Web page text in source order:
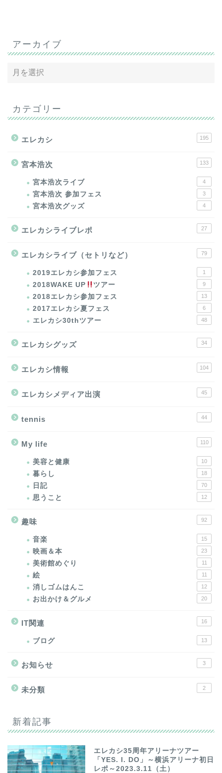
アーカイブ
カテゴリー
エレカシ 195
宮本浩次 133
宮本浩次ライブ 4
宮本浩次 参加フェス 3
宮本浩次グッズ 4
エレカシライブレポ 27
エレカシライブ（セトリなど） 79
2019エレカシ参加フェス 1
2018WAKE UP ツアー 9
2018エレカシ参加フェス 13
2017エレカシ夏フェス 6
エレカシ30thツアー 48
エレカシグッズ 34
エレカシ情報 104
エレカシメディア出演 45
tennis 44
My life 110
美容と健康 10
暮らし 18
日記 70
思うこと 12
趣味 92
音楽 15
映画＆本 23
美術館めぐり 11
絵 11
消しゴムはんこ 12
お出かけ＆グルメ 20
IT関連 16
ブログ 13
お知らせ 3
未分類 2
新着記事
エレカシ35周年アリーナツアー
「YES. I. DO」～横浜アリーナ初日
レポ～2023.3.11（土）